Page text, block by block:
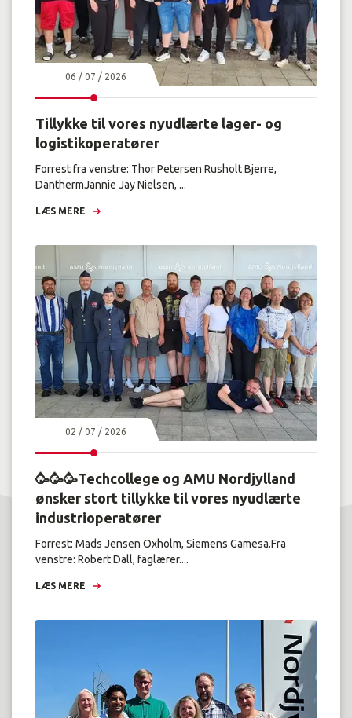
06 / 07 / 2026
Tillykke til vores nyudlærte lager- og
logistikoperatører
Forrest fra venstre: Thor Petersen Rusholt Bjerre,
DanthermJannie Jay Nielsen, ...
LÆS MERE
02 / 07 / 2026
🥳🥳🥳Techcollege og AMU Nordjylland
ønsker stort tillykke til vores nyudlærte
industrioperatører
Forrest: Mads Jensen Oxholm, Siemens Gamesa.Fra
venstre: Robert Dall, faglærer....
LÆS MERE